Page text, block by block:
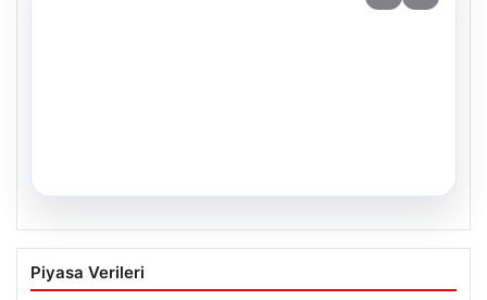
Yıllar Sonra Gerçekleşen Bir Hayal: İkiz
Kızlarıyla Anıtkabir’de Duygu Dolu Anlar
Piyasa Verileri